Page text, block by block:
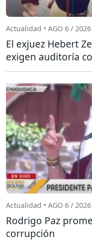
Actualidad • AGO 6 / 2026
El exjuez Hebert
exigen auditoría
Actualidad • AGO 6 / 2026
Rodrigo Paz
corrupción